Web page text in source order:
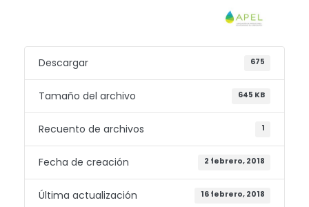
Descargar 675
Tamaño del archivo 645 KB
Recuento de archivos 1
Fecha de creación 2 febrero, 2018
Última actualización 16 febrero, 2018